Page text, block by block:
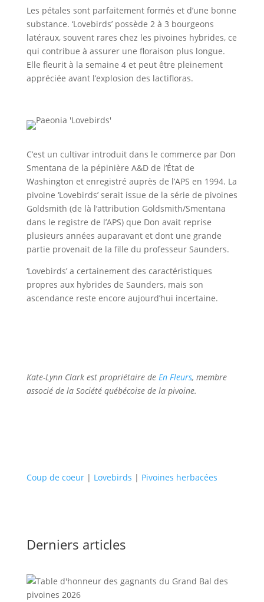
Les pétales sont parfaitement formés et d’une bonne
substance. ‘Lovebirds’ possède 2 à 3 bourgeons
latéraux, souvent rares chez les pivoines hybrides, ce
qui contribue à assurer une floraison plus longue.
Elle fleurit à la semaine 4 et peut être pleinement
appréciée avant l’explosion des lactifloras.
C’est un cultivar introduit dans le commerce par Don
Smentana de la pépinière A&D de l’État de
Washington et enregistré auprès de l’APS en 1994. La
pivoine ‘Lovebirds’ serait issue de la série de pivoines
Goldsmith (de là l’attribution Goldsmith/Smentana
dans le registre de l’APS) que Don avait reprise
plusieurs années auparavant et dont une grande
partie provenait de la fille du professeur Saunders.
‘Lovebirds’ a certainement des caractéristiques
propres aux hybrides de Saunders, mais son
ascendance reste encore aujourd’hui incertaine.
Kate-Lynn Clark est propriétaire deEn Fleurs, membre
associé de la Société québécoise de la pivoine.
Coup de coeur| Lovebirds | Pivoines herbacées
Derniers articles